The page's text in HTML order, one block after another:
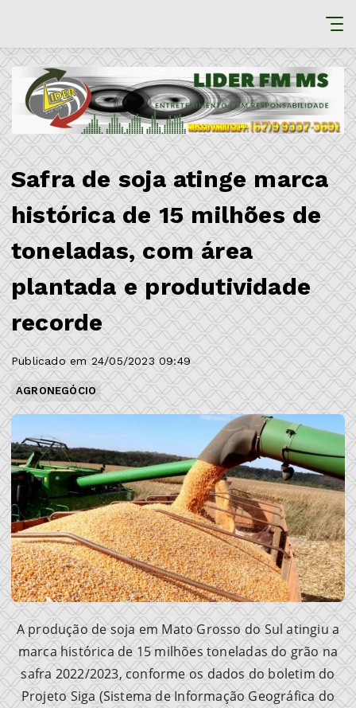
Safra de soja atinge marca
histórica de 15 milhões de
toneladas, com área
plantada e produtividade
recorde
Publicado em 24/05/2023 09:49
AGRONEGÓCIO
A produção de soja em Mato Grosso do Sul atingiu a
marca histórica de 15 milhões toneladas do grão na
safra 2022/2023, conforme os dados do boletim do
Projeto Siga (Sistema de Informação Geográfica do